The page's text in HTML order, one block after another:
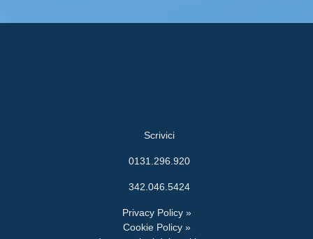
Scrivici
0131.296.920
342.046.5424
Privacy Policy »
Cookie Policy »